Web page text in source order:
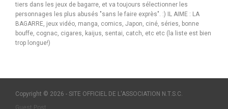
tiers dans les jeux de bagarre, et va toujours sélectionner les
personnages les plus abusés "sans le faire exprès". :) IL AIME : LA
BAGARRE, jeux vidéo, manga, comics, Japon, ciné, séries, bonne
bouffe, cognac, cigares, kaijus, sentai, catch, etc etc (la liste est bien
trop longue!)
Copyright © 2026 - SITE OFFICIEL DE L'ASSOCIATION N.T.S.C.
Guest Post